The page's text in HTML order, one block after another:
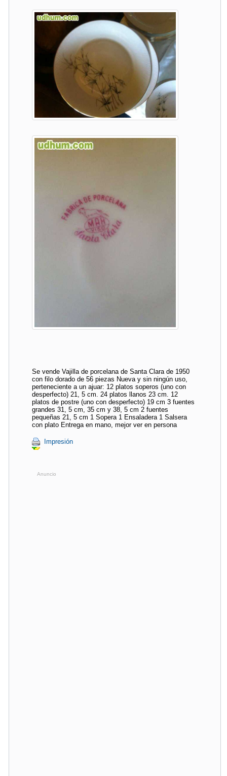
Se vende Vajilla de porcelana de Santa Clara de 1950
con filo dorado de 56 piezas Nueva y sin ningún uso,
perteneciente a un ajuar: 12 platos soperos (uno con
desperfecto) 21, 5 cm. 24 platos llanos 23 cm. 12
platos de postre (uno con desperfecto) 19 cm 3 fuentes
grandes 31, 5 cm, 35 cm y 38, 5 cm 2 fuentes
pequeñas 21, 5 cm 1 Sopera 1 Ensaladera 1 Salsera
con plato Entrega en mano, mejor ver en persona
Impresión
Anuncio